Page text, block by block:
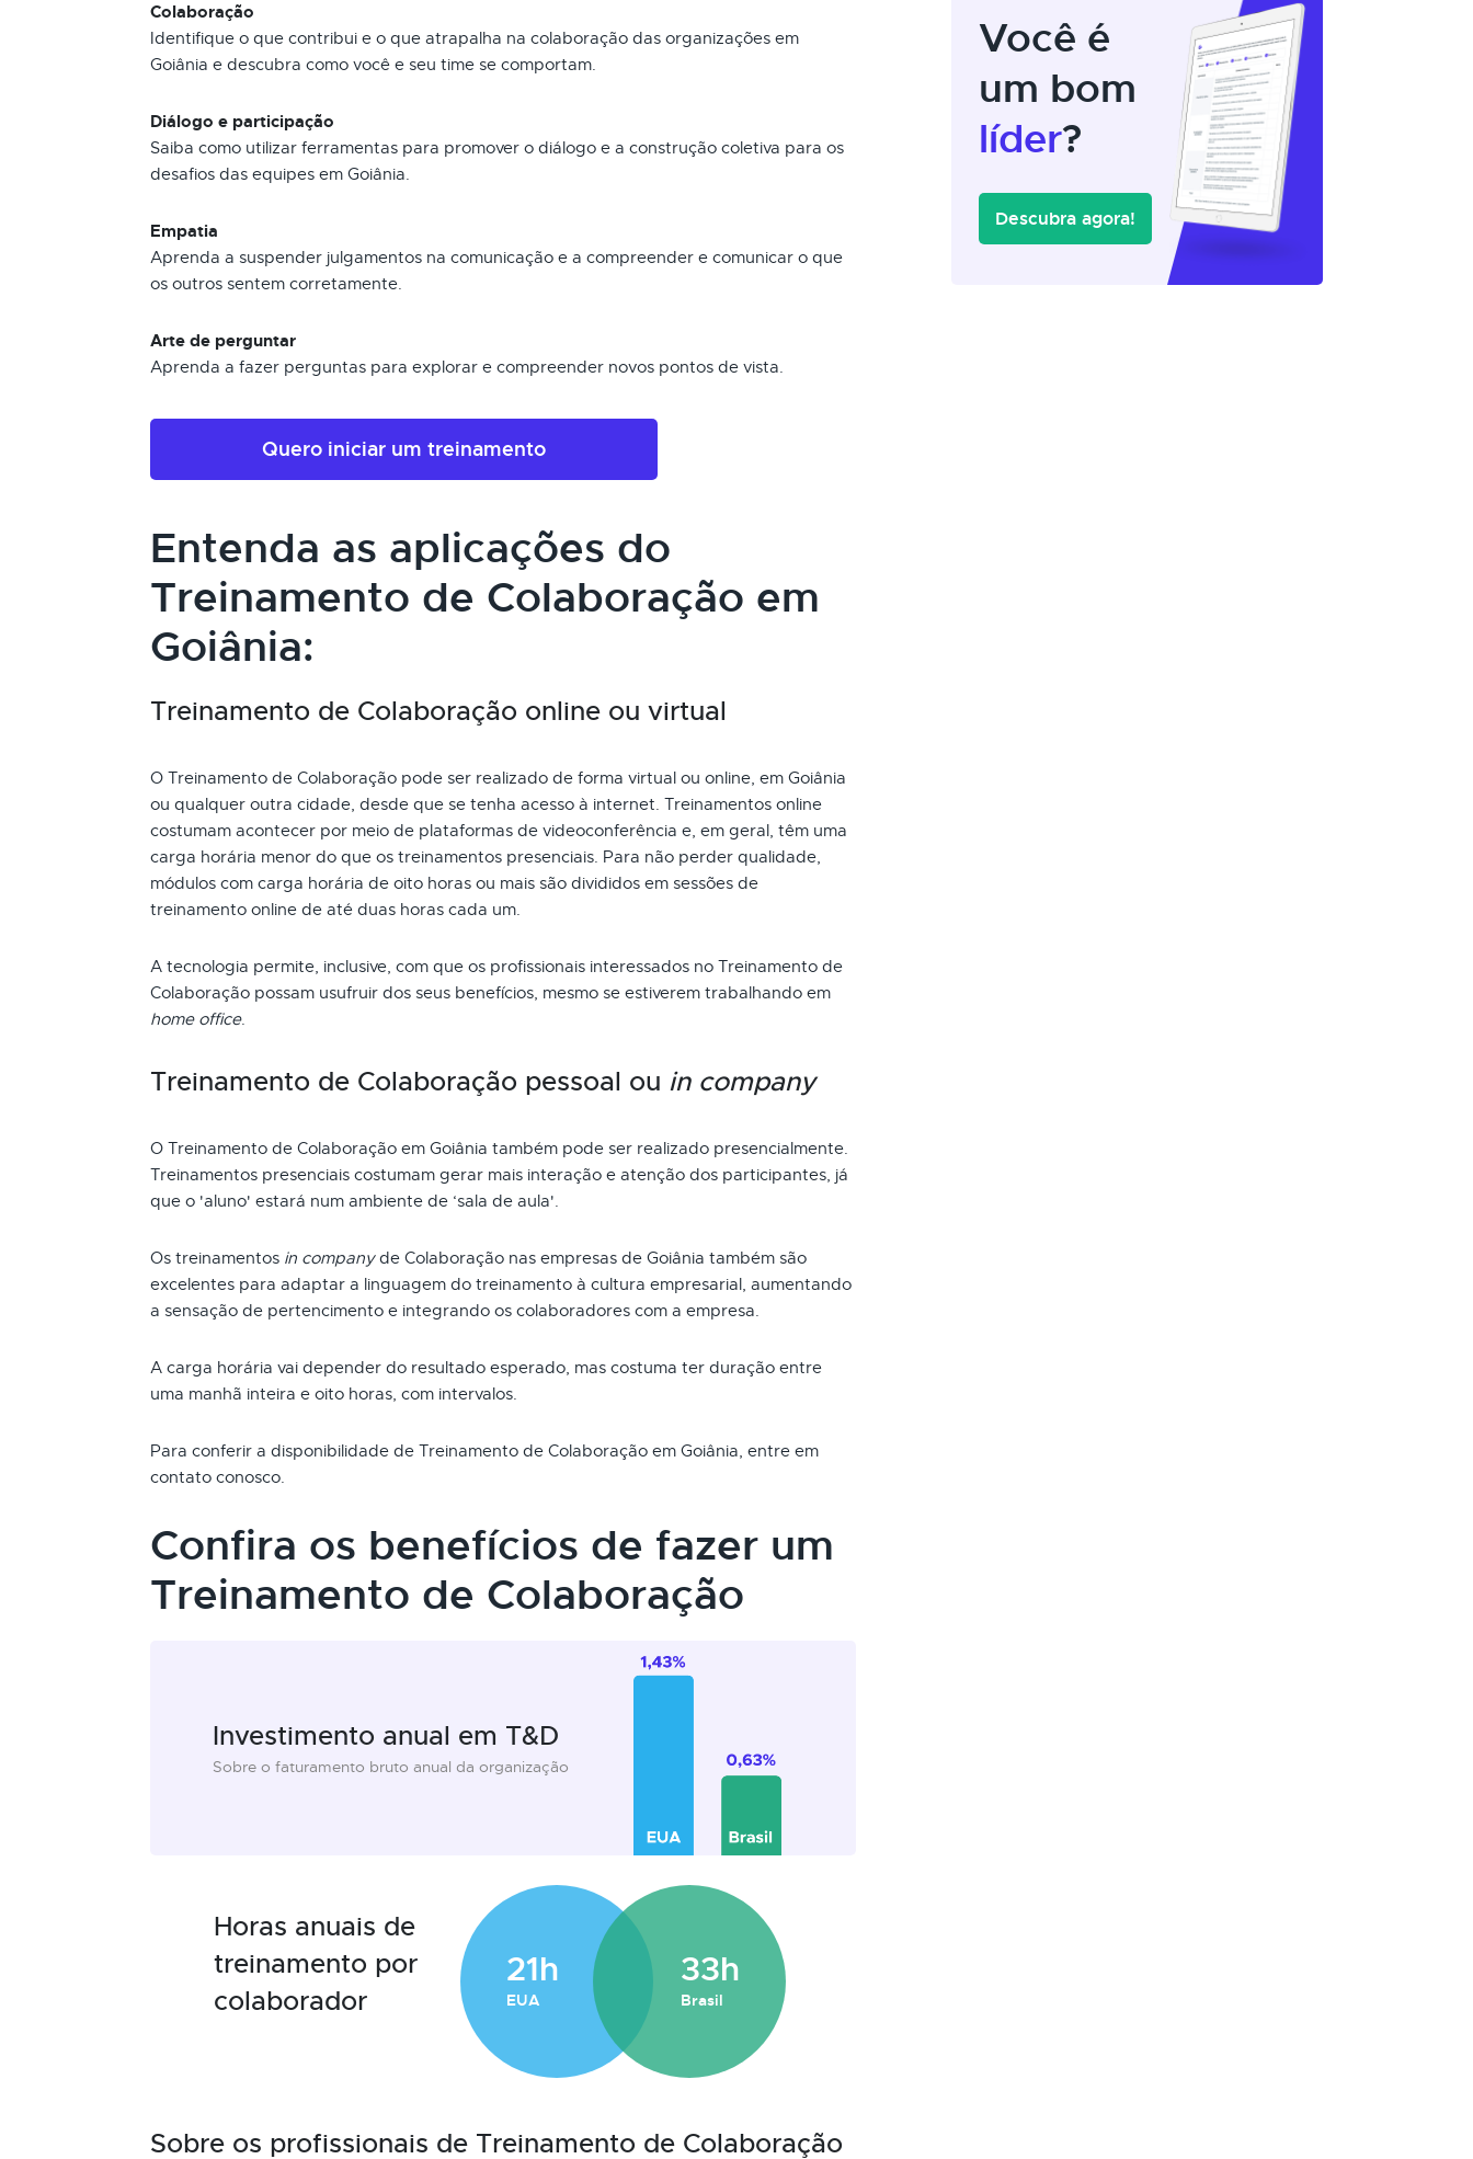
Colaboração
Identifique o que contribui e o que atrapalha na colaboração das organizações em
Goiânia e descubra como você e seu time se comportam.
Diálogo e participação
Saiba como utilizar ferramentas para promover o diálogo e a construção coletiva para os
desafios das equipes em Goiânia.
Empatia
Aprenda a suspender julgamentos na comunicação e a compreender e comunicar o que
os outros sentem corretamente.
Arte de perguntar
Aprenda a fazer perguntas para explorar e compreender novos pontos de vista.
Quero iniciar um treinamento
Entenda as aplicações do
Treinamento de Colaboração em
Goiânia:
Treinamento de Colaboração online ou virtual
O Treinamento de Colaboração pode ser realizado de forma virtual ou online, em Goiânia
ou qualquer outra cidade, desde que se tenha acesso à internet. Treinamentos online
costumam acontecer por meio de plataformas de videoconferência e, em geral, têm uma
carga horária menor do que os treinamentos presenciais. Para não perder qualidade,
módulos com carga horária de oito horas ou mais são divididos em sessões de
treinamento online de até duas horas cada um.
A tecnologia permite, inclusive, com que os profissionais interessados no Treinamento de
Colaboração possam usufruir dos seus benefícios, mesmo se estiverem trabalhando em
home office.
Treinamento de Colaboração pessoal ou in company
O Treinamento de Colaboração em Goiânia também pode ser realizado presencialmente.
Treinamentos presenciais costumam gerar mais interação e atenção dos participantes, já
que o 'aluno' estará num ambiente de ‘sala de aula'.
Os treinamentos in companyde Colaboração nas empresas de Goiânia também são
excelentes para adaptar a linguagem do treinamento à cultura empresarial, aumentando
a sensação de pertencimento e integrando os colaboradores com a empresa.
A carga horária vai depender do resultado esperado, mas costuma ter duração entre
uma manhã inteira e oito horas, com intervalos.
Para conferir a disponibilidade de Treinamento de Colaboração em Goiânia, entre em
contato conosco.
Confira os benefícios de fazer um
Treinamento de Colaboração
Investimento anual em T&D
Sobre o faturamento bruto anual da organização
Horas anuais de
treinamento por
colaborador
21h
EUA
33h
Brasil
Sobre os profissionais de Treinamento de Colaboração
Você é
um bom
líder?
Descubra agora!